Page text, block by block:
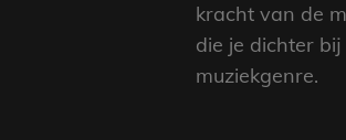
kracht van de
die je dichter
muziekgenre.